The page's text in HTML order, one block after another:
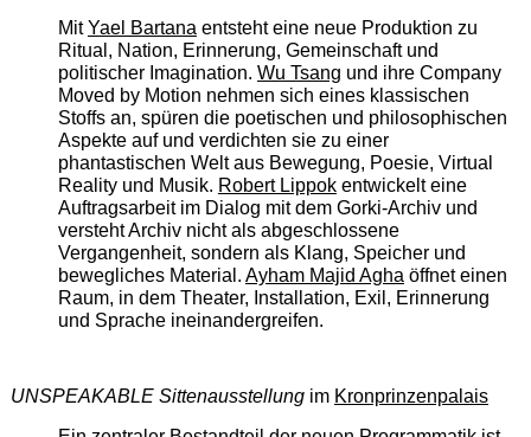
MitYael Bartanaentsteht eine neue Produktion zu
Ritual, Nation, Erinnerung, Gemeinschaft und
politischer Imagination. Wu Tsang und ihre Company
Moved by Motion nehmen sich eines klassischen
Stoffs an, spüren die poetischen und philosophischen
Aspekte auf und verdichten sie zu einer
phantastischen Welt aus Bewegung, Poesie, Virtual
Reality und Musik. Robert Lippokentwickelt eine
Auftragsarbeit im Dialog mit dem Gorki-Archiv und
versteht Archiv nicht als abgeschlossene
Vergangenheit, sondern als Klang, Speicher und
bewegliches Material. Ayham Majid Aghaöffnet einen
Raum, in dem Theater, Installation, Exil, Erinnerung
und Sprache ineinandergreifen.
UNSPEAKABLE Sittenausstellungim Kronprinzenpalais